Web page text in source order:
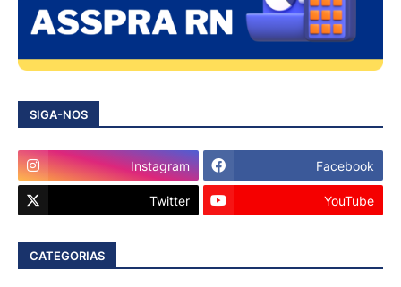
SIGA-NOS
Instagram Facebook
Twitter YouTube
CATEGORIAS